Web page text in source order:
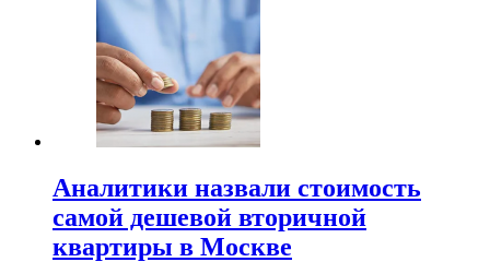
Аналитики назвали стоимость
самой дешевой вторичной
квартиры в Москве